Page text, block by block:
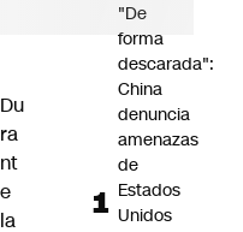
Du
ra
nt
e
la
"De
forma
descarada":
China
denuncia
amenazas
de
Estados
Unidos